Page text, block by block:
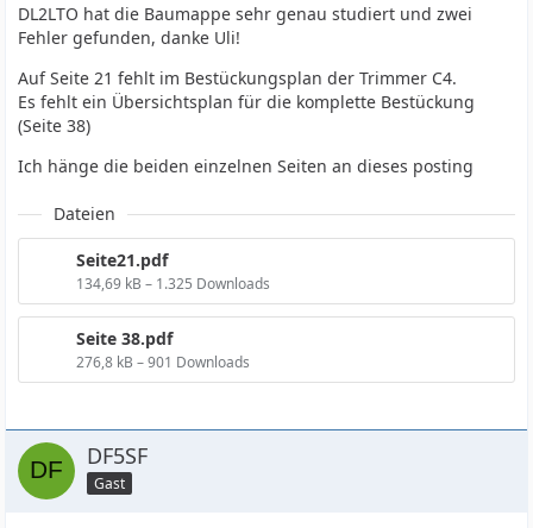
DL2LTO hat die Baumappe sehr genau studiert und zwei
Fehler gefunden, danke Uli!
Auf Seite 21 fehlt im Bestückungsplan der Trimmer C4.
Es fehlt ein Übersichtsplan für die komplette Bestückung
(Seite 38)
Ich hänge die beiden einzelnen Seiten an dieses posting
Dateien
Seite21.pdf
134,69 kB – 1.325 Downloads
Seite 38.pdf
276,8 kB – 901 Downloads
DF5SF
Gast